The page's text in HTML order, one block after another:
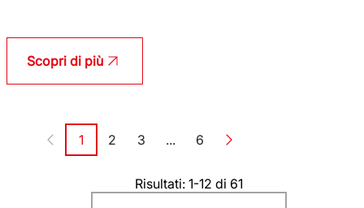
Scopri di più
Paginazione
Pagina
1 Pagina
2 Pagina
3 ... Pagina
6
Risultati: 1-12 di 61